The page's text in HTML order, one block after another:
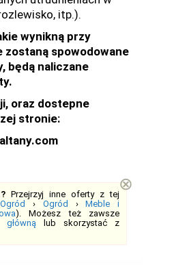
itp.).
wynikną przy
zostaną spowodowane
będą naliczane
oraz dostepne
stronie:
Przejrzyj inne oferty z tej
› Ogród ›Meble i
). Możesz też zawsze
głównąlub skorzystać z
⊗